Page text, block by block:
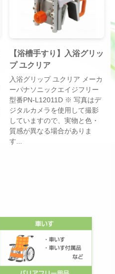
【浴槽手すり】入浴グリッ
プ ユクリア
入浴グリップ ユクリア メーカ
ーパナソニックエイジフリー
型番PN-L12011D ※ 写真はデ
ジタルカメラを使用して撮影
していますので、実物と色・
質感が異なる場合がありま
す...